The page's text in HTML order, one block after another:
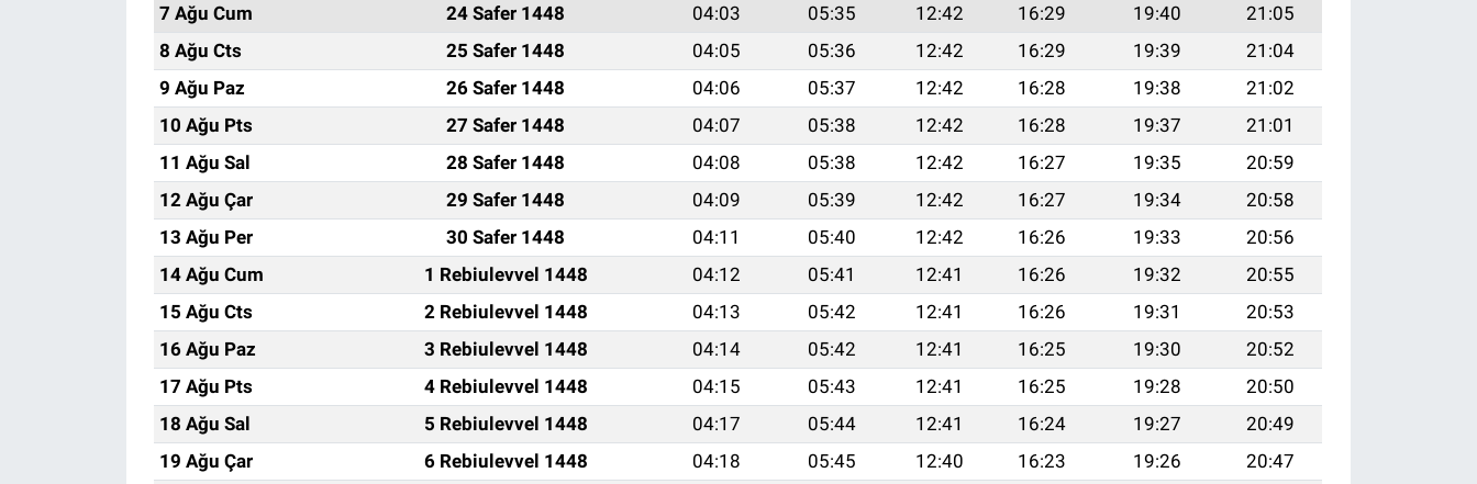
7 Ağu Cum
24 Safer 1448 04:03 05:35 12:42 16:29 19:40
21:05
8 Ağu Cts
25 Safer 1448 04:05 05:36 12:42 16:29 19:39
21:04
9 Ağu Paz
26 Safer 1448 04:06 05:37 12:42 16:28 19:38
21:02
10 Ağu Pts
27 Safer 1448 04:07 05:38 12:42 16:28 19:37
21:01
11 Ağu Sal
28 Safer 1448 04:08 05:38 12:42 16:27 19:35
20:59
12 Ağu Çar
29 Safer 1448 04:09 05:39 12:42 16:27 19:34
20:58
13 Ağu Per
30 Safer 1448 04:11 05:40 12:42 16:26 19:33
20:56
14 Ağu Cum
1 Rebiulevvel 1448 04:12 05:41 12:41 16:26 19:32
20:55
15 Ağu Cts
2 Rebiulevvel 1448 04:13 05:42 12:41 16:26 19:31
20:53
16 Ağu Paz
3 Rebiulevvel 1448 04:14 05:42 12:41 16:25 19:30
20:52
17 Ağu Pts
4 Rebiulevvel 1448 04:15 05:43 12:41 16:25 19:28
20:50
18 Ağu Sal
5 Rebiulevvel 1448 04:17 05:44 12:41 16:24 19:27
20:49
19 Ağu Çar
6 Rebiulevvel 1448 04:18 05:45 12:40 16:23 19:26
20:47